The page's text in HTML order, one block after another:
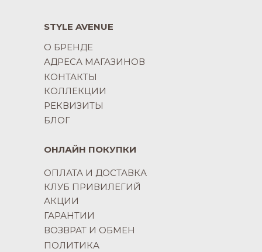
STYLE AVENUE
О БРЕНДЕ
АДРЕСА МАГАЗИНОВ
КОНТАКТЫ
КОЛЛЕКЦИИ
ОНЛАЙН ПОКУПКИ
ОПЛАТА И ДОСТАВКА
ВОЗВРАТ И ОБМЕН
КЛУБ ПРИВИЛЕГИЙ
АКЦИИ
ГАРАНТИИ
ПОЛИТИКА
РЕКВИЗИТЫ
БЛОГ